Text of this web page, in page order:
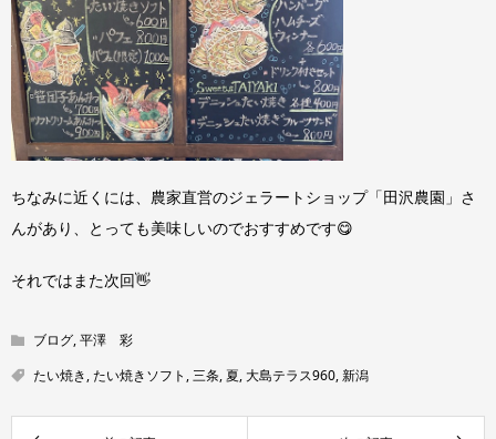
ちなみに近くには、農家直営のジェラートショップ「田沢農園」さ
んがあり、とっても美味しいのでおすすめです😋
それではまた次回👋
ブログ,平澤 彩
たい焼き,たい焼きソフト ,三条,夏,大島テラス960,新潟